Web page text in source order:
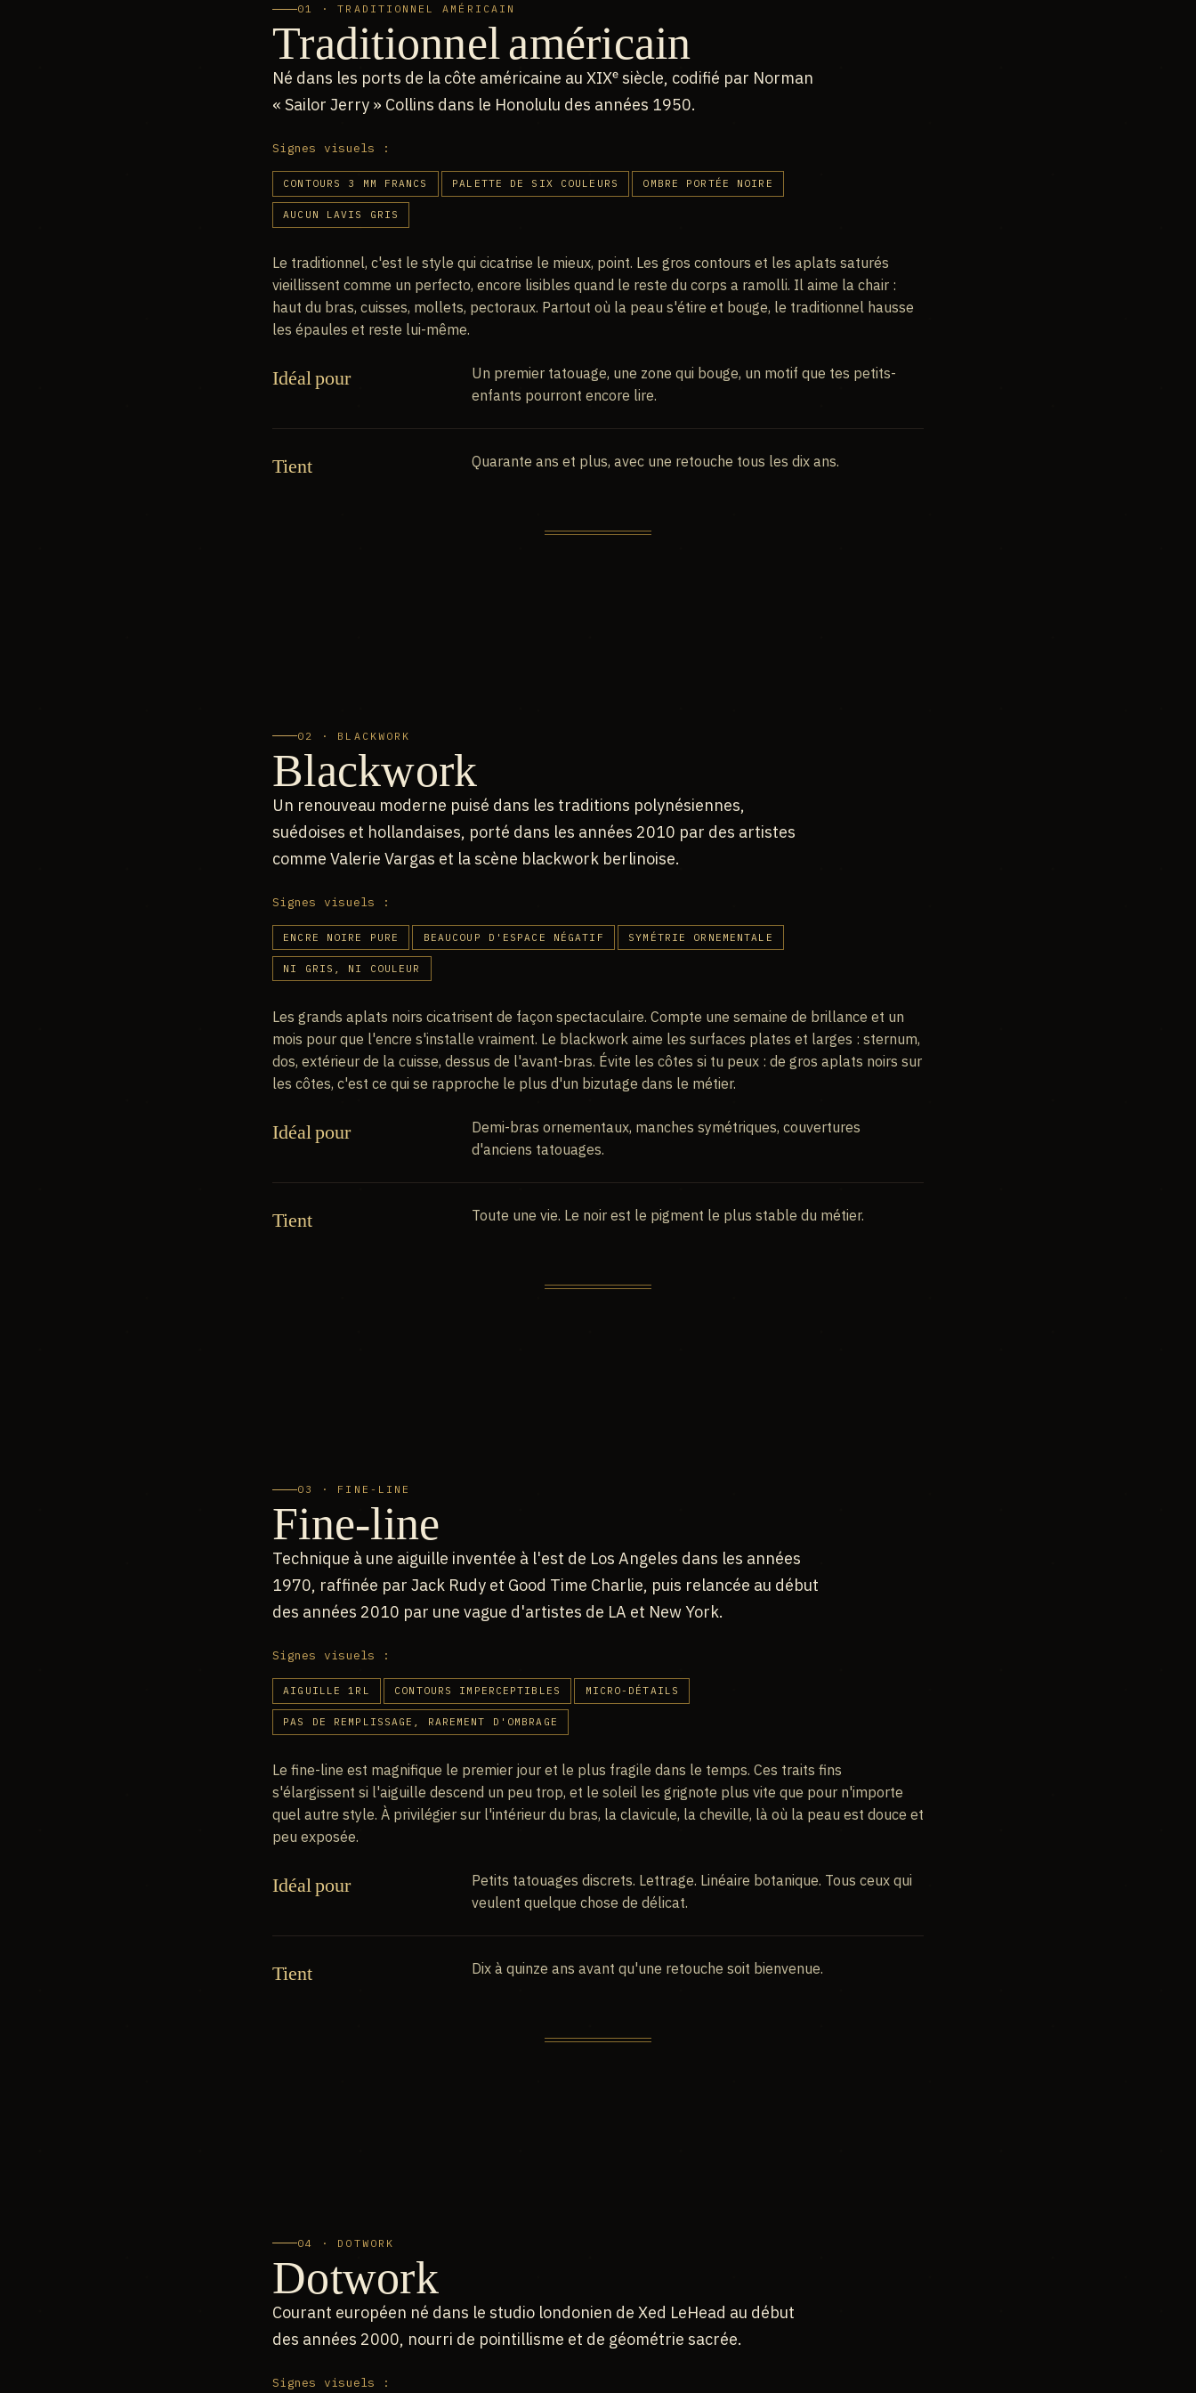
01 · TRADITIONNEL AMÉRICAIN
Traditionnel américain
Né dans les ports de la côte américaine au XIXᵉ siècle, codifié par Norman
« Sailor Jerry » Collins dans le Honolulu des années 1950.
Signes visuels :
CONTOURS 3 MM FRANCS PALETTE DE SIX COULEURS OMBRE PORTÉE NOIRE
AUCUN LAVIS GRIS
Le traditionnel, c'est le style qui cicatrise le mieux, point. Les gros contours et les aplats saturés
vieillissent comme un perfecto, encore lisibles quand le reste du corps a ramolli. Il aime la chair :
haut du bras, cuisses, mollets, pectoraux. Partout où la peau s'étire et bouge, le traditionnel hausse
les épaules et reste lui-même.
Idéal pour
Un premier tatouage, une zone qui bouge, un motif que tes petits-
enfants pourront encore lire.
Tient Quarante ans et plus, avec une retouche tous les dix ans.
02 · BLACKWORK
Blackwork
Un renouveau moderne puisé dans les traditions polynésiennes,
suédoises et hollandaises, porté dans les années 2010 par des artistes
comme Valerie Vargas et la scène blackwork berlinoise.
Signes visuels :
ENCRE NOIRE PURE BEAUCOUP D'ESPACE NÉGATIF SYMÉTRIE ORNEMENTALE
NI GRIS, NI COULEUR
Les grands aplats noirs cicatrisent de façon spectaculaire. Compte une semaine de brillance et un
mois pour que l'encre s'installe vraiment. Le blackwork aime les surfaces plates et larges : sternum,
dos, extérieur de la cuisse, dessus de l'avant-bras. Évite les côtes si tu peux : de gros aplats noirs sur
les côtes, c'est ce qui se rapproche le plus d'un bizutage dans le métier.
Idéal pour
Demi-bras ornementaux, manches symétriques, couvertures
d'anciens tatouages.
Tient Toute une vie. Le noir est le pigment le plus stable du métier.
03 · FINE-LINE
Fine-line
Technique à une aiguille inventée à l'est de Los Angeles dans les années
1970, raffinée par Jack Rudy et Good Time Charlie, puis relancée au début
des années 2010 par une vague d'artistes de LA et New York.
Signes visuels :
AIGUILLE 1RL CONTOURS IMPERCEPTIBLES MICRO-DÉTAILS
PAS DE REMPLISSAGE, RAREMENT D'OMBRAGE
Le fine-line est magnifique le premier jour et le plus fragile dans le temps. Ces traits fins
s'élargissent si l'aiguille descend un peu trop, et le soleil les grignote plus vite que pour n'importe
quel autre style. À privilégier sur l'intérieur du bras, la clavicule, la cheville, là où la peau est douce et
peu exposée.
Idéal pour
Petits tatouages discrets. Lettrage. Linéaire botanique. Tous ceux qui
veulent quelque chose de délicat.
Tient Dix à quinze ans avant qu'une retouche soit bienvenue.
04 · DOTWORK
Dotwork
Courant européen né dans le studio londonien de Xed LeHead au début
des années 2000, nourri de pointillisme et de géométrie sacrée.
Signes visuels :